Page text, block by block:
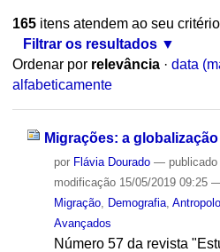
165itens atendem ao seu
Filtrar os resultados
Ordenar por relevância · data
alfabeticamente
Migrações: a
por Flávia Dourado — publicado
modificação15/05/2019 09:25 —
Migração, Demografia,
Avançados
Número 57 da revista